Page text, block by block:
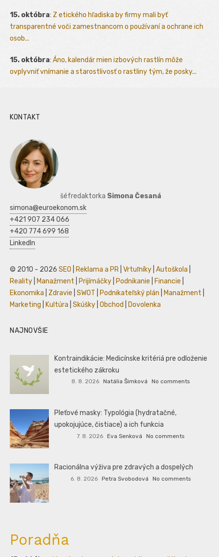
15. októbra: Z etického hľadiska by firmy mali byť
transparentné voči zamestnancom o používaní a ochrane ich
osob...
15. októbra: Áno, kalendár mien izbových rastlín môže
ovplyvniť vnímanie a starostlivosť o rastliny tým, že posky...
KONTAKT
šéfredaktorka Simona Česaná
simona@euroekonom.sk
+421 907 234 066
+420 774 699 168
LinkedIn
© 2010 - 2026 SEO Reklama a PR Vrtuľníky Autoškola
Reality
Manažment Prijímáčky Podnikanie Financie
Ekonomika
Zdravie SWOT Podnikateľský plán Manažment
Marketing
Kultúra Skúšky Obchod Dovolenka
NAJNOVŠIE
Kontraindikácie: Medicínske kritériá pre odloženie
estetického zákroku
8. 8. 2026 Natália Šimková No comments
Pleťové masky: Typológia (hydratačné,
upokojujúce, čistiace) a ich funkcia
7. 8. 2026 Eva Senková No comments
Racionálna výživa pre zdravých a dospelých
6. 8. 2026 Petra Svobodová No comments
Poradňa